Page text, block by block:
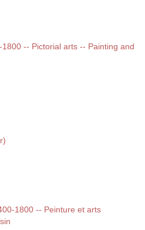
-- Pictorial arts -- Painting and
1800 -- Peinture et arts